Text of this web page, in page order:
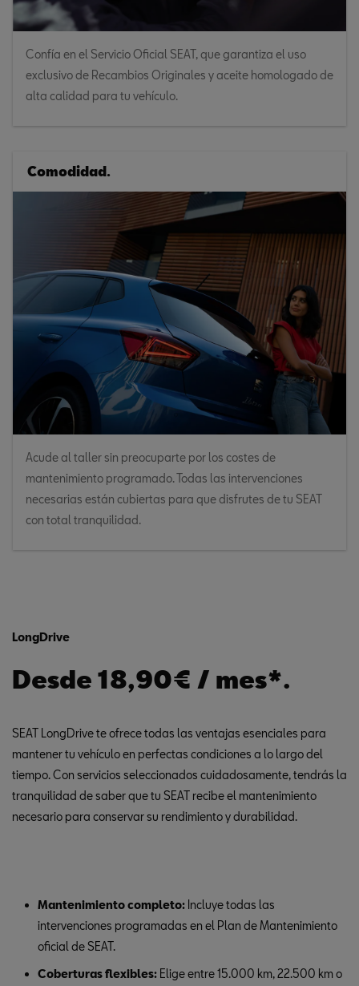
Confía en el Servicio Oficial SEAT, que garantiza el uso
exclusivo de Recambios Originales y aceite homologado de
alta calidad para tu vehículo.
Comodidad.
Acude al taller sin preocuparte por los costes de
mantenimiento programado. Todas las intervenciones
necesarias están cubiertas para que disfrutes de tu SEAT
con total tranquilidad.
LongDrive
Desde 18,90€ / mes*.
SEAT LongDrive te ofrece todas las ventajas esenciales para
mantener tu vehículo en perfectas condiciones a lo largo del
tiempo. Con servicios seleccionados cuidadosamente, tendrás la
tranquilidad de saber que tu SEAT recibe el mantenimiento
necesario para conservar su rendimiento y durabilidad.
Mantenimiento completo: Incluye todas las
intervenciones programadas en el Plan de Mantenimiento
oficial de SEAT.
Coberturas flexibles: Elige entre 15.000 km, 22.500 km o